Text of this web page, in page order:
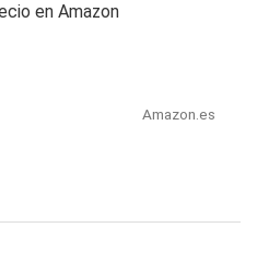
en Amazon
Amazon.es